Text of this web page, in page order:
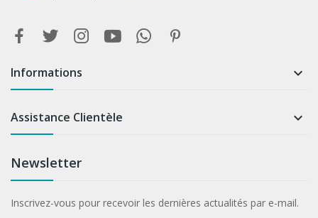
Informations 
Assistance Clientèle 
Newsletter
Inscrivez-vous pour recevoir les dernières actualités par e-mail.